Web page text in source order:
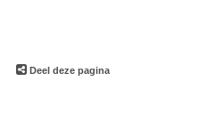
Deel deze pagina